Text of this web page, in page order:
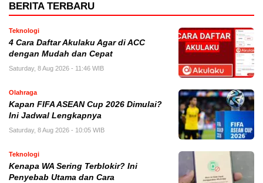
BERITA TERBARU
Teknologi
4 Cara Daftar Akulaku Agar di ACC
dengan Mudah dan Cepat
Saturday, 8 Aug 2026 - 11:46 WIB
Olahraga
Kapan FIFA ASEAN Cup 2026 Dimulai?
Ini Jadwal Lengkapnya
Saturday, 8 Aug 2026 - 10:05 WIB
Teknologi
Kenapa WA Sering Terblokir? Ini
Penyebab Utama dan Cara